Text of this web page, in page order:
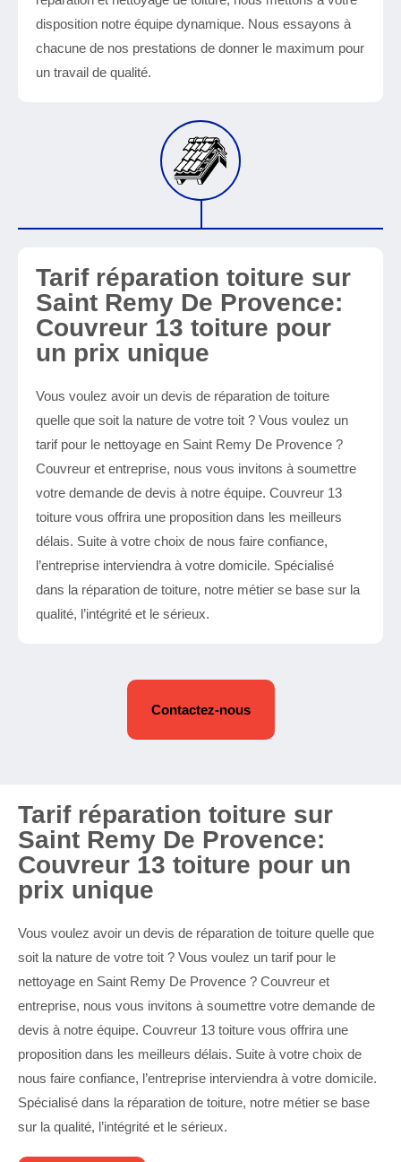
disposition notre équipe dynamique. Nous essayons à
chacune de nos prestations de donner le maximum pour
un travail de qualité.
Tarif réparation toiture sur
Saint Remy De Provence:
Couvreur 13 toiture pour
un prix unique
Vous voulez avoir un devis de réparation de toiture
quelle que soit la nature de votre toit ? Vous voulez un
tarif pour le nettoyage en Saint Remy De Provence ?
Couvreur et entreprise, nous vous invitons à soumettre
votre demande de devis à notre équipe. Couvreur 13
toiture vous offrira une proposition dans les meilleurs
délais. Suite à votre choix de nous faire confiance,
l’entreprise interviendra à votre domicile. Spécialisé
dans la réparation de toiture, notre métier se base sur la
qualité, l’intégrité et le sérieux.
Contactez-nous
Tarif réparation toiture sur
Saint Remy De Provence:
Couvreur 13 toiture pour un
prix unique
Vous voulez avoir un devis de réparation de toiture quelle que
soit la nature de votre toit ? Vous voulez un tarif pour le
nettoyage en Saint Remy De Provence ? Couvreur et
entreprise, nous vous invitons à soumettre votre demande de
devis à notre équipe. Couvreur 13 toiture vous offrira une
proposition dans les meilleurs délais. Suite à votre choix de
nous faire confiance, l’entreprise interviendra à votre domicile.
Spécialisé dans la réparation de toiture, notre métier se base
sur la qualité, l’intégrité et le sérieux.